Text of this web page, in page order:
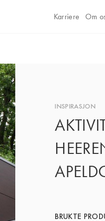
Karriere
Om
INSPIRASJON
BRUKTE